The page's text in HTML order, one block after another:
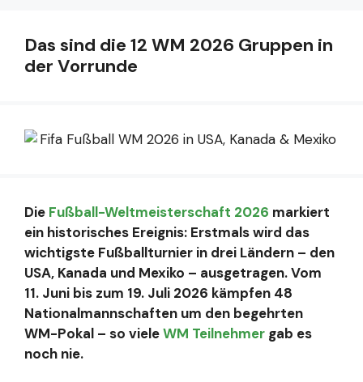
Das sind die 12 WM 2026 Gruppen in
der Vorrunde
Die Fußball-Weltmeisterschaft 2026 markiert
ein historisches Ereignis: Erstmals wird das
wichtigste Fußballturnier in drei Ländern – den
USA, Kanada und Mexiko – ausgetragen. Vom
11. Juni bis zum 19. Juli 2026 kämpfen 48
Nationalmannschaften um den begehrten
WM-Pokal – so vieleWM Teilnehmer gab es
noch nie.